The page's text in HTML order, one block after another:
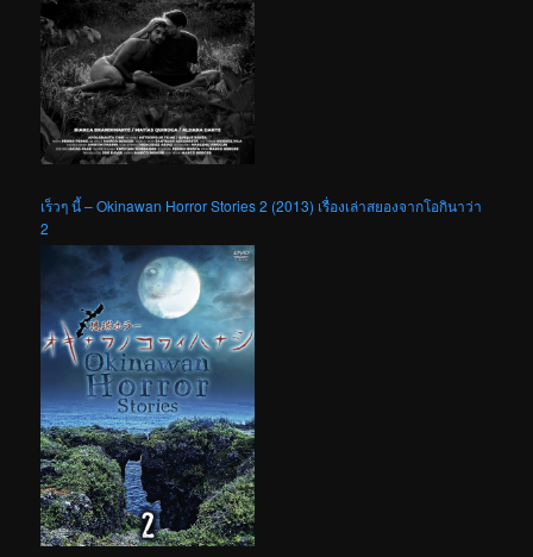
เร็วๆ นี้ – Okinawan Horror Stories 2 (2013) เรื่องเล่าสยองจากโอกินาว่า
2